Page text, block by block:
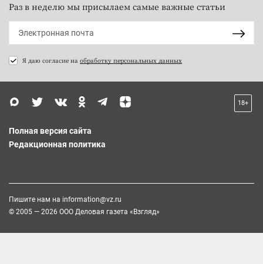
Раз в неделю мы присылаем самые важные статьи
Я даю согласие на обработку персональных данных
18+
Полная версия сайта
Редакционная политика
Пишите нам на information@vz.ru
© 2005 — 2026 ООО Деловая газета «Взгляд»